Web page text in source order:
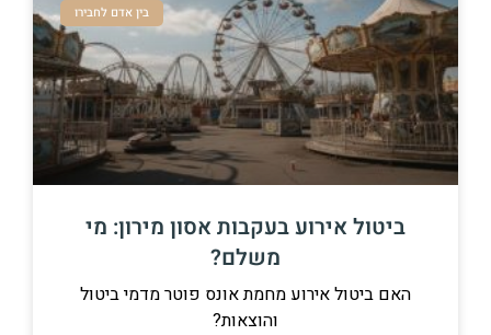
בין אדם לחבירו
ביטול אירוע בעקבות אסון מירון: מי
משלם?
האם ביטול אירוע מחמת אונס פוטר מדמי ביטול
והוצאות?